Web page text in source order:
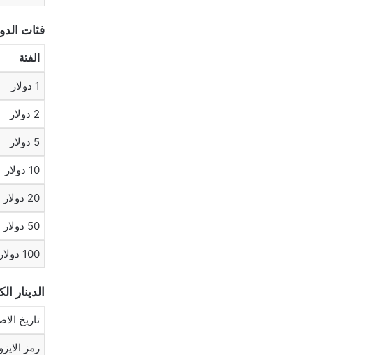
فئات
الفئة
1 دولار
2 دولار
5 دولار
10 دولار
20 دولار
50 دولار
100 دولار
الدينار
تاريخ
رمز الايزو